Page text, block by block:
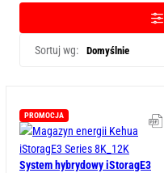
Sortuj wg:
PROMOCJA
System hybrydowy iStoragE3